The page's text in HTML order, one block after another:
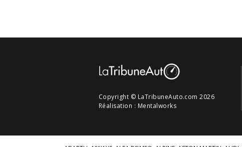
Copyright © LaTribuneAuto.com 2026
Réalisation : Mentalworks